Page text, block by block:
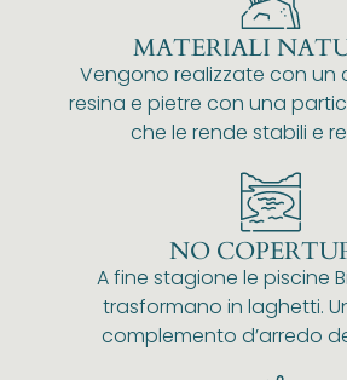
MATERIALI
Vengono realizzate con un
resina e pietre con una
che le rende stabili e
NO
A fine stagione le piscine
trasformano in laghetti.
complemento d’arredo